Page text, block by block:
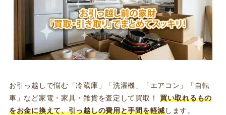
お引っ越しで悩む「冷蔵庫」「洗濯機」「エアコン」「自転
車」など家電・家具・雑貨を査定して買取！買い取れるもの
をお金に換えて、引っ越しの費用と手間を軽減 します。